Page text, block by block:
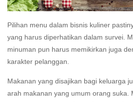
Pilihan menu dalam bisnis kuliner
yang harus diperhatikan dalam survei.
minuman pun harus memikirkan juga
karakter pelanggan.
Makanan yang disajikan bagi keluarga
arah makanan yang umum orang suka.